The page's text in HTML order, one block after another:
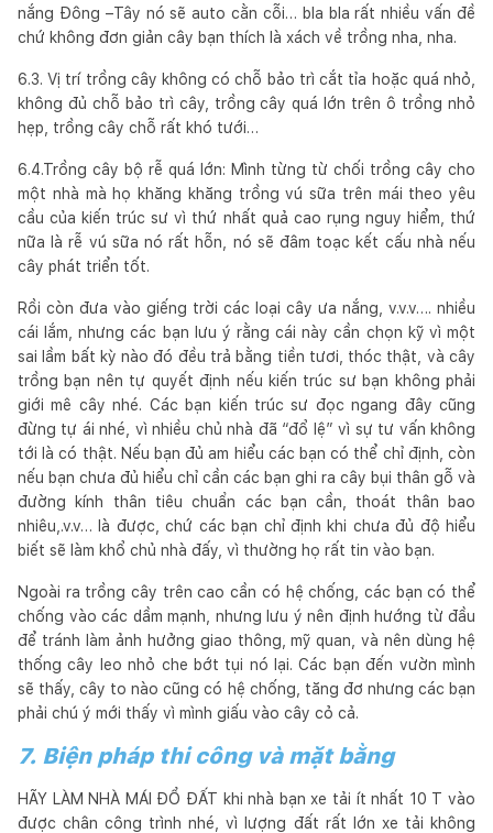
nắng Đông –Tây nó sẽ auto cằn cỗi… bla bla rất nhiều vấn đề
chứ không đơn giản cây bạn thích là xách về trồng nha, nha.
6.3. Vị trí trồng cây không có chỗ bảo trì cắt tỉa hoặc quá nhỏ,
không đủ chỗ bảo trì cây, trồng cây quá lớn trên ô trồng nhỏ
hẹp, trồng cây chỗ rất khó tưới…
6.4.Trồng cây bộ rễ quá lớn: Mình từng từ chối trồng cây cho
một nhà mà họ khăng khăng trồng vú sữa trên mái theo yêu
cầu của kiến trúc sư vì thứ nhất quả cao rụng nguy hiểm, thứ
nữa là rễ vú sữa nó rất hỗn, nó sẽ đâm toạc kết cấu nhà nếu
cây phát triển tốt.
Rồi còn đưa vào giếng trời các loại cây ưa nắng, v.v.v…. nhiều
cái lắm, nhưng các bạn lưu ý rằng cái này cần chọn kỹ vì một
sai lầm bất kỳ nào đó đều trả bằng tiền tươi, thóc thật, và cây
trồng bạn nên tự quyết định nếu kiến trúc sư bạn không phải
giới mê cây nhé. Các bạn kiến trúc sư đọc ngang đây cũng
đừng tự ái nhé, vì nhiều chủ nhà đã “đổ lệ” vì sự tư vấn không
tới là có thật. Nếu bạn đủ am hiểu các bạn có thể chỉ định, còn
nếu bạn chưa đủ hiểu chỉ cần các bạn ghi ra cây bụi thân gỗ và
đường kính thân tiêu chuẩn các bạn cần, thoát thân bao
nhiêu,.v.v… là được, chứ các bạn chỉ định khi chưa đủ độ hiểu
biết sẽ làm khổ chủ nhà đấy, vì thường họ rất tin vào bạn.
Ngoài ra trồng cây trên cao cần có hệ chống, các bạn có thể
chống vào các dầm mạnh, nhưng lưu ý nên định hướng từ đầu
để tránh làm ảnh hưởng giao thông, mỹ quan, và nên dùng hệ
thống cây leo nhỏ che bớt tụi nó lại. Các bạn đến vườn mình
sẽ thấy, cây to nào cũng có hệ chống, tăng đơ nhưng các bạn
phải chú ý mới thấy vì mình giấu vào cây cỏ cả.
7. Biện pháp thi công và mặt bằng
HÃY LÀM NHÀ MÁI ĐỔ ĐẤT khi nhà bạn xe tải ít nhất 10 T vào
được chân công trình nhé, vì lượng đất rất lớn xe tải không